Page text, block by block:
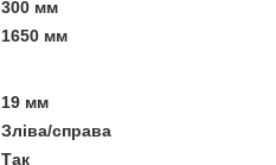
300 мм
1650 мм
19 мм
Зліва/справа
Так